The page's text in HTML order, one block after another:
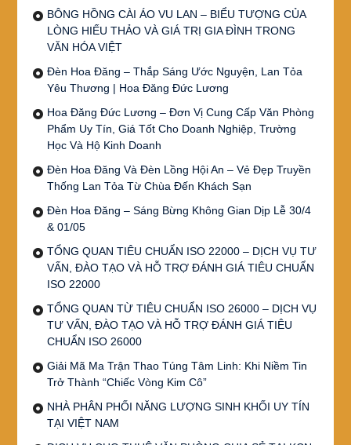
BÔNG HỒNG CÀI ÁO VU LAN – BIỂU TƯỢNG CỦA
LÒNG HIẾU THẢO VÀ GIÁ TRỊ GIA ĐÌNH TRONG
VĂN HÓA VIỆT
Đèn Hoa Đăng – Thắp Sáng Ước Nguyện, Lan Tỏa
Yêu Thương | Hoa Đăng Đức Lương
Hoa Đăng Đức Lương – Đơn Vị Cung Cấp Văn Phòng
Phẩm Uy Tín, Giá Tốt Cho Doanh Nghiệp, Trường
Học Và Hộ Kinh Doanh
Đèn Hoa Đăng Và Đèn Lồng Hội An – Vẻ Đẹp Truyền
Thống Lan Tỏa Từ Chùa Đến Khách Sạn
Đèn Hoa Đăng – Sáng Bừng Không Gian Dịp Lễ 30/4
& 01/05
TỔNG QUAN TIÊU CHUẨN ISO 22000 – DỊCH VỤ TƯ
VẤN, ĐÀO TẠO VÀ HỖ TRỢ ĐÁNH GIÁ TIÊU CHUẨN
ISO 22000
TỔNG QUAN TỪ TIÊU CHUẨN ISO 26000 – DỊCH VỤ
TƯ VẤN, ĐÀO TẠO VÀ HỖ TRỢ ĐÁNH GIÁ TIÊU
CHUẨN ISO 26000
Giải Mã Ma Trận Thao Túng Tâm Linh: Khi Niềm Tin
Trở Thành “Chiếc Vòng Kim Cô”
NHÀ PHÂN PHỐI NĂNG LƯỢNG SINH KHỐI UY TÍN
TẠI VIỆT NAM